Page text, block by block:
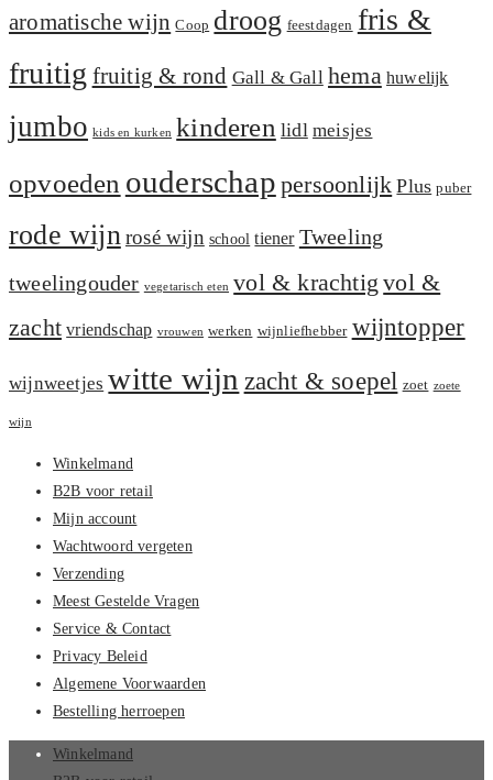
aromatische wijn Coop droog feestdagen fris &
fruitig fruitig & rond Gall & Gall hema huwelijk
jumbo kids en kurken kinderen lidl meisjes
opvoeden ouderschap persoonlijk Plus puber
rode wijn rosé wijn school tiener Tweeling
tweelingouder vegetarisch eten vol & krachtig vol &
zacht vriendschap vrouwen werken wijnliefhebber wijntopper
wijnweetjes witte wijn zacht & soepel zoet zoete
wijn
Winkelmand
B2B voor retail
Mijn account
Wachtwoord vergeten
Verzending
Meest Gestelde Vragen
Service & Contact
Privacy Beleid
Algemene Voorwaarden
Bestelling herroepen
Winkelmand